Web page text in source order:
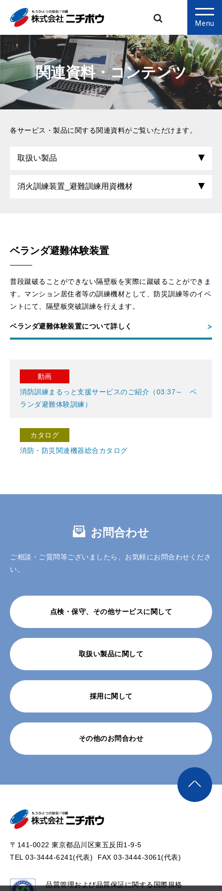
Menu
関連資料・コンテンツ
各サービス・製品に関する関連資料がご覧いただけます。
ベランダ避難体験装置
普段蹴破ることができない隔壁板を実際に蹴破ることができま
す。マンション居住者等の訓練機材として、防災訓練等のイベ
ントにて、隔壁板突破訓練を行えます。
ベランダ避難体験装置について詳しく
動画
消防訓練まるっと支援サービスのご紹介（03:37～ ベ
ランダ避難体験訓練）
カタログ
消防・防災関連機器総合カタログ
お問合わせ
ご相談・ご質問等ございましたら、お気軽にお問合わせくださ
い。
点検・保守、その他サービスに関して
取扱い製品に関して
採用に関して
その他のお問合わせ
〒141-0022 東京都品川区東五反田1-9-5
TEL 03-3444-6241(代表)
FAX 03-3444-3061(代表)
品質管理および品質保証に関する国際規格